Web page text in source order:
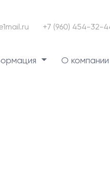
+7 (960) 454-32-
О компании